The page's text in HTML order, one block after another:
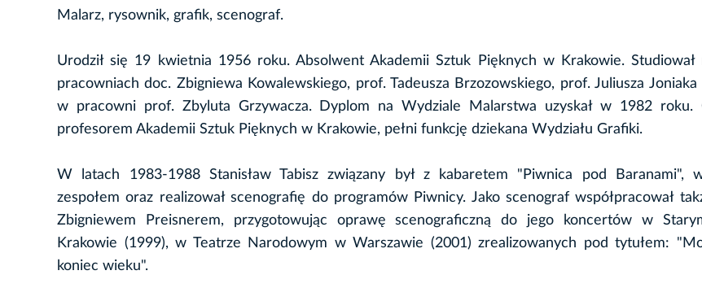
Malarz, rysownik, grafik, scenograf.
Urodził się 19 kwietnia 1956 roku. Absolwent Akademii Sztuk Pięknych w Krakowie.
pracowniach doc. Zbigniewa Kowalewskiego, prof. Tadeusza Brzozowskiego, prof. Juliusza
w pracowni prof. Zbyluta Grzywacza. Dyplom na Wydziale Malarstwa uzyskał w 1982 roku.
profesorem Akademii Sztuk Pięknych w Krakowie, pełni funkcję dziekana Wydziału Grafiki.
W latach 1983-1988 Stanisław Tabisz związany był z kabaretem "Piwnica pod Baranami",
zespołem oraz realizował scenografię do programów Piwnicy. Jako scenograf współpracował
Zbigniewem Preisnerem, przygotowując oprawę scenograficzną do jego koncertów w
Krakowie (1999), w Teatrze Narodowym w Warszawie (2001) zrealizowanych pod tytułem:
koniec wieku".